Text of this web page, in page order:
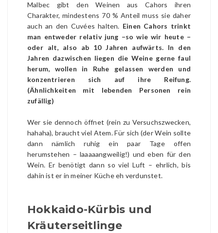
Malbec gibt den Weinen aus Cahors ihren
Charakter, mindestens 70 % Anteil muss sie daher
auch an den Cuvées halten. Einen Cahors trinkt
man entweder relativ jung –so wie wir heute –
oder alt, also ab 10 Jahren aufwärts. In den
Jahren dazwischen liegen die Weine gerne faul
herum, wollen in Ruhe gelassen werden und
konzentrieren sich auf ihre Reifung.
(Ähnlichkeiten mit lebenden Personen rein
zufällig)
Wer sie dennoch öffnet (rein zu Versuchszwecken,
hahaha), braucht viel Atem. Für sich (der Wein sollte
dann nämlich ruhig ein paar Tage offen
herumstehen – laaaaangweilig!) und eben für den
Wein. Er benötigt dann so viel Luft – ehrlich, bis
dahin ist er in meiner Küche eh verdunstet.
Hokkaido-Kürbis und
Kräuterseitlinge